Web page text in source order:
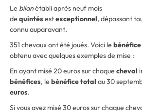
Le bilanétabli après neuf mois
dequintés estexceptionnel, dépassant
connu auparavant.
351 chevaux ont été joués. Voici le
obtenu avec quelques exemples de mise :
En ayant misé 20 euros sur chaquecheval
bénéfices, lebénéfice total au 30
euros.
Si vous avez misé 30 euros sur chaque